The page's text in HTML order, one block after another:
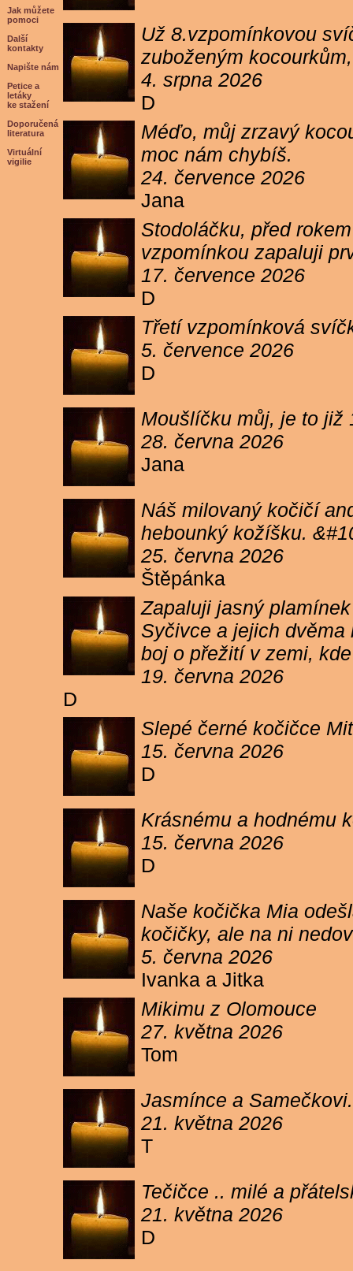
Jak můžete
pomoci
Další
kontakty
Napište nám
Petice a
letáky
ke stažení
Doporučená
literatura
Virtuální
vigilie
Už 8.vzpomínkovou
zuboženým
4. srpna 2026
D
Méďo, můj zrzavý
moc nám chybíš.
24. července 2026
Jana
Stodoláčku, před
vzpomínkou zapaluji
17. července 2026
D
Třetí vzpomínková
5. července 2026
D
Moušlíčku můj, je to již
28. června 2026
Jana
Náš milovaný kočičí
hebounký kožíšku.
25. června 2026
Štěpánka
Zapaluji jasný
Syčivce a jejich
boj o přežití v zemi,
19. června 2026
D
Slepé černé kočičce
15. června 2026
D
Krásnému a hodnému
15. června 2026
D
Naše kočička Mia
kočičky, ale na ni
5. června 2026
Ivanka a Jitka
Mikimu z Olomouce
27. května 2026
Tom
Jasmínce a
21. května 2026
T
Tečičce .. milé a
21. května 2026
D